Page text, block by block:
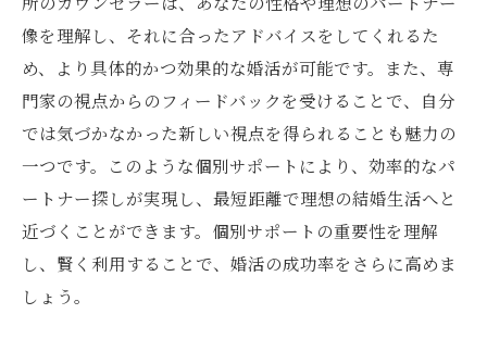
像を理解し、それに合ったアドバイスをしてくれるた
め、より具体的かつ効果的な婚活が可能です。また、専
門家の視点からのフィードバックを受けることで、自分
では気づかなかった新しい視点を得られることも魅力の
一つです。このような個別サポートにより、効率的なパ
ートナー探しが実現し、最短距離で理想の結婚生活へと
近づくことができます。個別サポートの重要性を理解
し、賢く利用することで、婚活の成功率をさらに高めま
しょう。